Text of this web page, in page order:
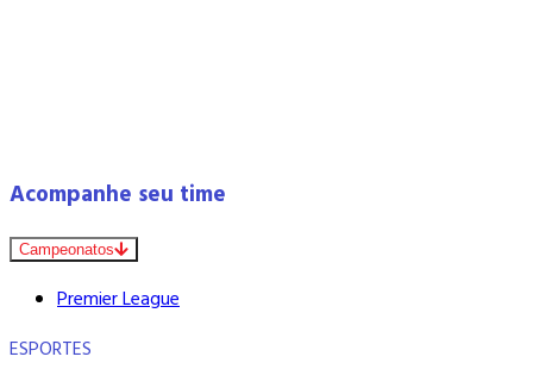
Acompanhe seu time
Campeonatos
Premier League
ESPORTES